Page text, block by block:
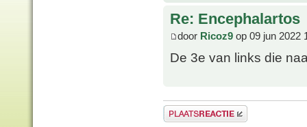
Re: Encephalartos
door Ricoz9 op 09 jun 2022
De 3e van links die
Plaats een reactie